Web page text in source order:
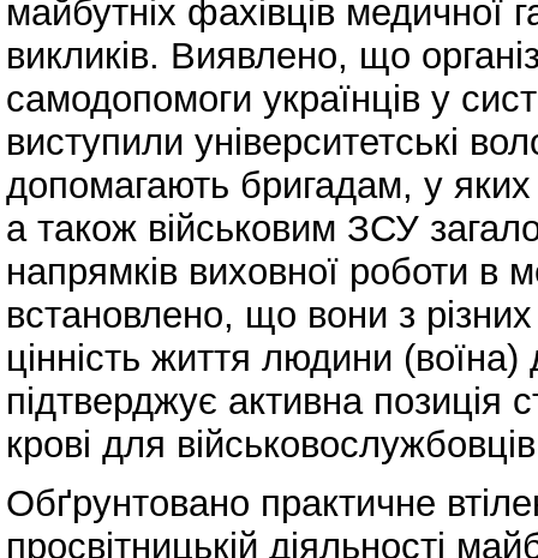
майбутніх фахівців медичної
викликів. Виявлено, що
самодопомоги українців у
виступили університетські
допомагають бригадам, у
а також військовим ЗСУ
напрямків виховної роботи в
встановлено, що вони з
цінність життя людини
підтверджує активна позиція
крові для
Обґрунтовано практичне
просвітницькій діяльності